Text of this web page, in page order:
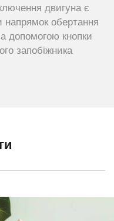
двигуна є
напрямок обертання
допомогою кнопки
запобіжника